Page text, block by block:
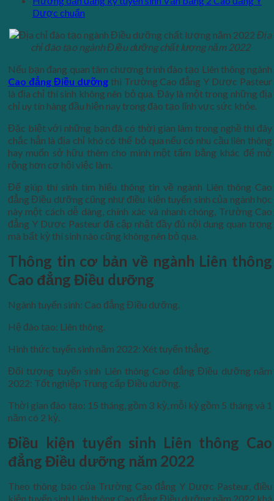
Dược chuẩn
Địa
chỉ đào tạo ngành Điều dưỡng chất lượng năm 2022
Nếu bạn đang quan tâm chương trình đào tạo Liên thông ngành
Cao đẳng Điều dưỡngthì Trường Cao đẳng Y Dược Pasteur
là địa chỉ thí sinh không nên bỏ qua. Đây là một trong những địa
chỉ uy tín hàng đầu hiện nay trong đào tạo lĩnh vực sức khỏe.
Đặc biệt với những bạn đã có thời gian làm trong nghề thì đây
chắc hẳn là địa chỉ khó có thể bỏ qua nếu có nhu cầu liên thông
hay muốn sở hữu thêm cho mình một tấm bằng khác để mở
rộng hơn cơ hội việc làm.
Để giúp thí sinh tìm hiểu thông tin về ngành Liên thông Cao
đẳng Điều dưỡng cũng như điều kiện tuyển sinh của ngành học
này một cách dễ dàng, chính xác và nhanh chóng, Trường Cao
đẳng Y Dược Pasteur đã cập nhật đầy đủ nội dung quan trọng
mà bất kỳ thí sinh nào cũng không nên bỏ qua.
Thông tin cơ bản về ngành Liên thông
Cao đẳng Điều dưỡng
Ngành tuyển sinh: Cao đẳng Điều dưỡng.
Hệ đào tạo: Liên thông.
Hình thức tuyển sinh năm 2022: Xét tuyển thẳng.
Đối tượng tuyển sinh Liên thông Cao đẳng Điều dưỡng năm
2022: Tốt nghiệp Trung cấp Điều dưỡng.
Thời gian đào tạo: 15 tháng, gồm 3 kỳ, mỗi kỳ gồm 5 tháng và 1
năm có 2 kỳ.
Điều kiện tuyển sinh Liên thông Cao
đẳng Điều dưỡng năm 2022
Theo thông báo của Trường Cao đẳng Y Dược Pasteur, điều
kiện tuyển sinh Liên thông Cao đẳng Điều dưỡng năm 2022 khá